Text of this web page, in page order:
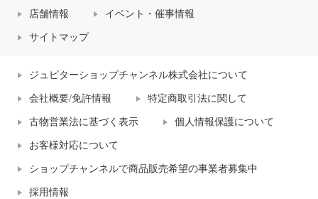
店舗情報 イベント・催事情報
サイトマップ
ジュピターショップチャンネル株式会社について
会社概要/免許情報 特定商取引法に関して
古物営業法に基づく表示 個人情報保護について
お客様対応について
ショップチャンネルで商品販売希望の事業者募集中
採用情報